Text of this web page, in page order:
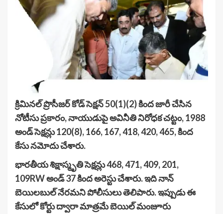
క్రిమినల్ ప్రొసీజర్ కోడ్ సెక్షన్ 50(1)(2) కింద జారీ చేసిన
నోటీసు ప్రకారం, నాయుడుపై అవినీతి నిరోధక చట్టం, 1988
అండ్ సెక్షన్లు 120(8), 166, 167, 418, 420, 465, కింద
కేసు నమోదు చేశారు.
భారతీయ శిక్షాస్మృతి సెక్షన్లు 468, 471, 409, 201,
109RW అండ్ 37 కింద అరెస్టు చేశారు. ఇది నాన్
బెయిలబుల్ నేరమని పోలీసులు తెలిపారు. ఇప్పుడు ఈ
కేసులో కోర్టు ద్వారా మాత్రమే బెయిల్ మంజూరు